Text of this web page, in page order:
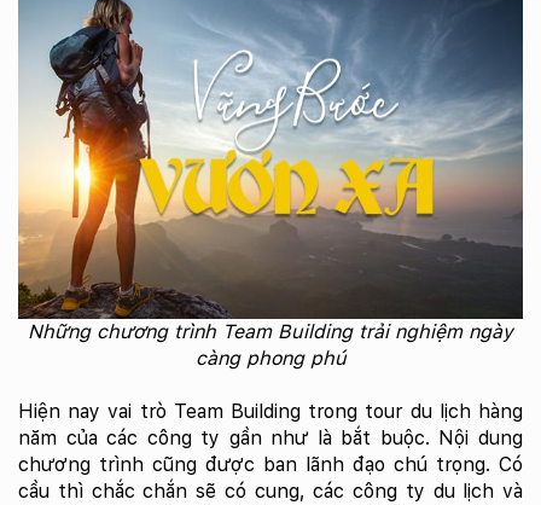
Những chương trình Team Building trải nghiệm ngày
càng phong phú
Hiện nay vai trò Team Building trong tour du lịch hàng
năm của các công ty gần như là bắt buộc. Nội dung
chương trình cũng được ban lãnh đạo chú trọng. Có
cầu thì chắc chắn sẽ có cung, các công ty du lịch và